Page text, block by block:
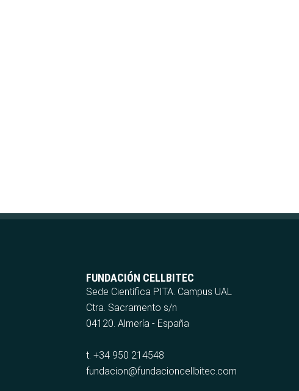
FUNDACIÓN CELLBITEC
Sede Científica PITA. Campus UAL
Ctra. Sacramento s/n
04120. Almería - España
t. +34 950 214548
fundacion@fundacioncellbitec.com